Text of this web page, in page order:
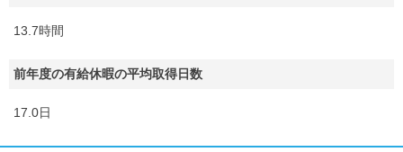
13.7時間
前年度の有給休暇の平均取得日数
17.0日